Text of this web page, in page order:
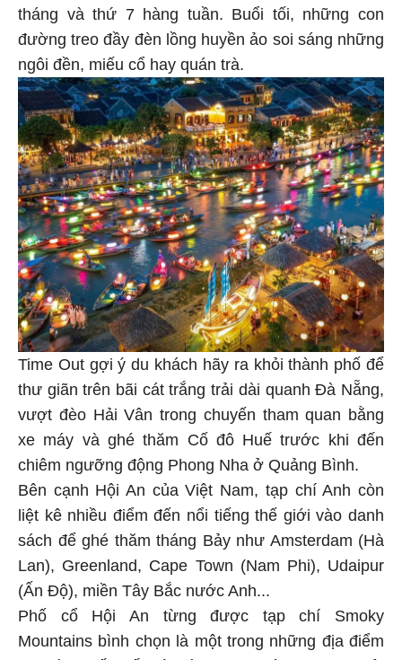
tháng và thứ 7 hàng tuần. Buổi tối, những con
đường treo đầy đèn lồng huyền ảo soi sáng những
ngôi đền, miếu cổ hay quán trà.
Time Out gợi ý du khách hãy ra khỏi thành phố để
thư giãn trên bãi cát trắng trải dài quanh Đà Nẵng,
vượt đèo Hải Vân trong chuyến tham quan bằng
xe máy và ghé thăm Cố đô Huế trước khi đến
chiêm ngưỡng động Phong Nha ở Quảng Bình.
Bên cạnh Hội An của Việt Nam, tạp chí Anh còn
liệt kê nhiều điểm đến nổi tiếng thế giới vào danh
sách để ghé thăm tháng Bảy như Amsterdam (Hà
Lan), Greenland, Cape Town (Nam Phi), Udaipur
(Ấn Độ), miền Tây Bắc nước Anh...
Phố cổ Hội An từng được tạp chí Smoky
Mountains bình chọn là một trong những địa điểm